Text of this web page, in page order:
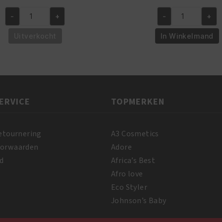
was:
prijs
is:
170
- +
was:
€5.95.
prijs
is:
€4.95.
Best
Moisturizing
ml
- +
In Winkelmand
TOPMERKEN
A3 Cosmetics
Adore
Africa’s Best
Afro love
Eco Styler
Johnson’s Baby